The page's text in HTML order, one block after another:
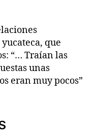
que
“… Traían las
unas
eran muy pocos”